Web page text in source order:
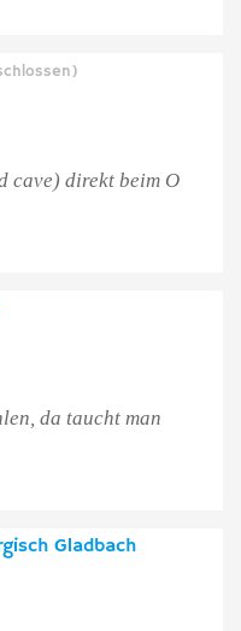
cave) direkt beim O
da taucht man
Gladbach